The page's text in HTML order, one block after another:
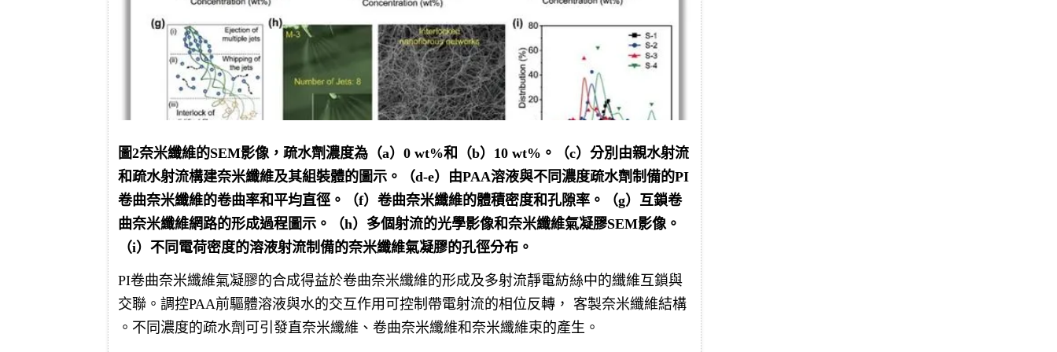
圖2奈米纖維的SEM影像，疏水劑濃度為（a）0 wt%和（b）10 wt%。（c）分別由親水射流
和疏水射流構建奈米纖維及其組裝體的圖示。（d-e）由PAA溶液與不同濃度疏水劑制備的PI
卷曲奈米纖維的卷曲率和平均直徑。（f）卷曲奈米纖維的體積密度和孔隙率。（g）互鎖卷
曲奈米纖維網路的形成過程圖示。（h）多個射流的光學影像和奈米纖維氣凝膠SEM影像。
（i）不同電荷密度的溶液射流制備的奈米纖維氣凝膠的孔徑分布。
PI卷曲奈米纖維氣凝膠的合成得益於卷曲奈米纖維的形成及多射流靜電紡絲中的纖維互鎖與
交聯。調控PAA前驅體溶液與水的交互作用可控制帶電射流的相位反轉， 客製奈米纖維結構
。不同濃度的疏水劑可引發直奈米纖維、卷曲奈米纖維和奈米纖維束的產生。